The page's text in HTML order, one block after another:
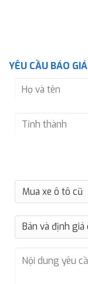
YÊU CẦU BÁO GIÁ